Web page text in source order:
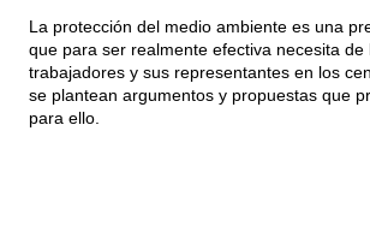
La protección del medio ambiente es una
que para ser realmente efectiva necesita de
trabajadores y sus representantes en los
se plantean argumentos y propuestas que
para ello.